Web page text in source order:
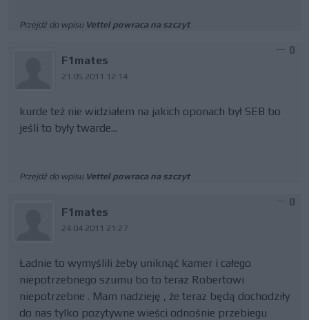
Przejdź do wpisu Vettel powraca na szczyt
F1mates
21.05.2011 12:14
0
kurde też nie widziałem na jakich oponach był SEB bo
jeśli to były twarde...
Przejdź do wpisu Vettel powraca na szczyt
F1mates
24.04.2011 21:27
0
Ładnie to wymyślili żeby uniknąć kamer i całego
niepotrzebnego szumu bo to teraz Robertowi
niepotrzebne . Mam nadzieję , że teraz będą dochodziły
do nas tylko pozytywne wieści odnośnie przebiegu